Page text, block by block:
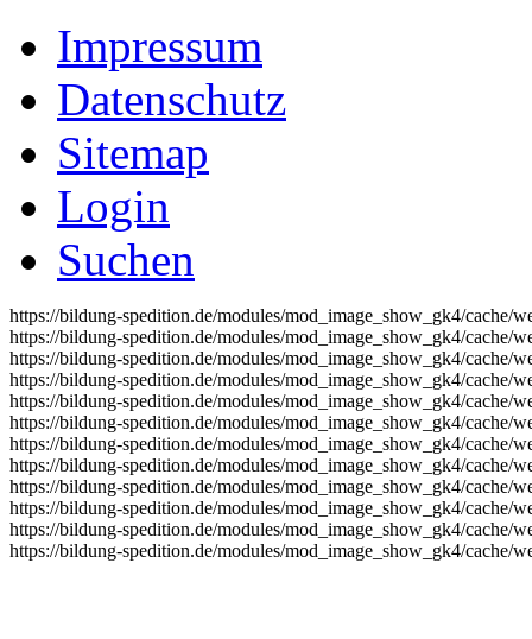
Impressum
Datenschutz
Sitemap
Login
Suchen
https://bildung-spedition.de/modules/mod_image_show_gk4/cache/
https://bildung-spedition.de/modules/mod_image_show_gk4/cache/
https://bildung-spedition.de/modules/mod_image_show_gk4/cache/
https://bildung-spedition.de/modules/mod_image_show_gk4/cache/
https://bildung-spedition.de/modules/mod_image_show_gk4/cache/
https://bildung-spedition.de/modules/mod_image_show_gk4/cache/
https://bildung-spedition.de/modules/mod_image_show_gk4/cache/
https://bildung-spedition.de/modules/mod_image_show_gk4/cache/
https://bildung-spedition.de/modules/mod_image_show_gk4/cache/
https://bildung-spedition.de/modules/mod_image_show_gk4/cache/
https://bildung-spedition.de/modules/mod_image_show_gk4/cache/
https://bildung-spedition.de/modules/mod_image_show_gk4/cache/